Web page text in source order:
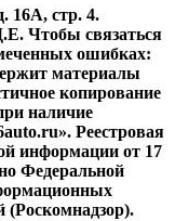
16А, стр. 4.
Чтобы связаться
ошибках:
материалы
копирование
наличие
Реестровая
информации от 17
Федеральной
(Роскомнадзор).